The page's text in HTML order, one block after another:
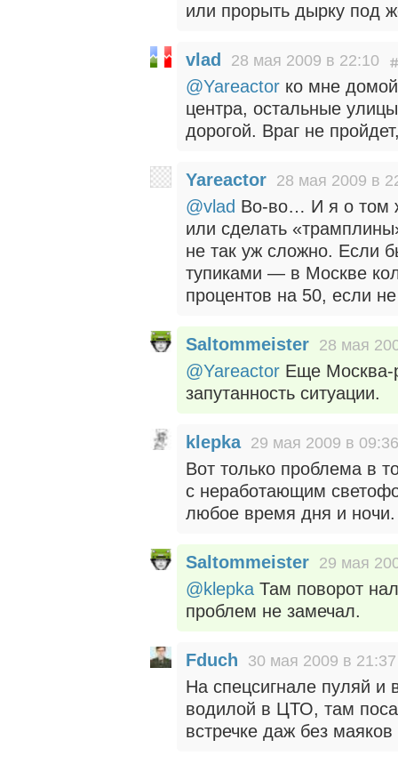
или прорыть дырку под
vlad 28 мая 2009 в 22:10
@Yareactor ко мне
центра, остальные
дорогой. Враг не
Yareactor 28 мая 2009 в
@vlad Во-во… И я о том
или сделать
не так уж сложно. Если
тупиками — в Москве
процентов на 50, если
Saltommeister 28 мая
@Yareactor Еще Москва-
запутанность ситуации.
klepka 29 мая 2009 в 09:36
Вот только проблема в
с неработающим
любое время дня и ночи.
Saltommeister 29 мая
@klepka Там поворот
проблем не замечал.
Fduch 30 мая 2009 в 21:37
На спецсигнале пуляй
водилой в ЦТО, там
встречке даж без